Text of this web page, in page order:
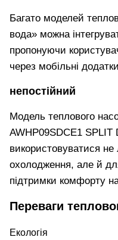
Багато моделей
вода» можна
пропонуючи
через мобільні
непостійний
Модель теплового
AWHP09SDCE1 SPLIT
використовуватися
охолодження, але й
підтримки комфорту на
Переваги
Екологія